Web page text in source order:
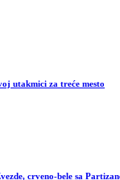
utakmici za treće mesto
crveno-bele sa